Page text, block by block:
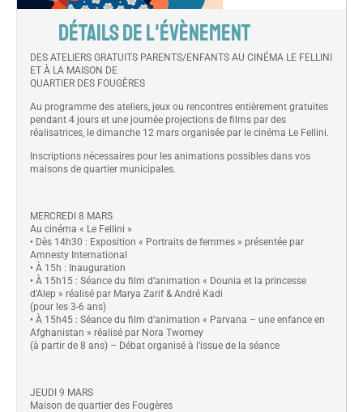
DÉTAILS DE L'ÉVÈNEMENT
DES ATELIERS GRATUITS PARENTS/ENFANTS AU CINÉMA LE FELLINI
ET À LA MAISON DE
QUARTIER DES FOUGÈRES
Au programme des ateliers, jeux ou rencontres entièrement gratuites
pendant 4 jours et une journée projections de films par des
réalisatrices, le dimanche 12 mars organisée par le cinéma Le Fellini.
Inscriptions nécessaires pour les animations possibles dans vos
maisons de quartier municipales.
MERCREDI 8 MARS
Au cinéma « Le Fellini »
• Dès 14h30 : Exposition « Portraits de femmes » présentée par
Amnesty International
• À 15h : Inauguration
• À 15h15 : Séance du film d’animation « Dounia et la princesse
d’Alep » réalisé par Marya Zarif & André Kadi
(pour les 3-6 ans)
• À 15h45 : Séance du film d’animation « Parvana – une enfance en
Afghanistan » réalisé par Nora Twomey
(à partir de 8 ans) – Débat organisé à l’issue de la séance
JEUDI 9 MARS
Maison de quartier des Fougères